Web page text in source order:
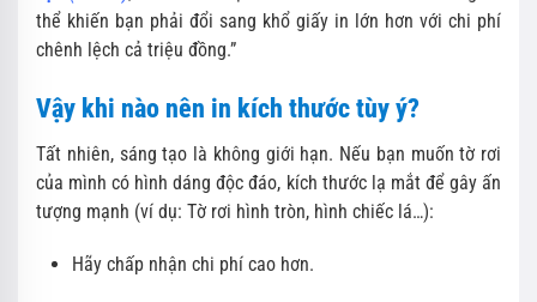
thể khiến bạn phải đổi sang khổ giấy in lớn hơn với chi phí
chênh lệch cả triệu đồng.”
Vậy khi nào nên in kích thước tùy ý?
Tất nhiên, sáng tạo là không giới hạn. Nếu bạn muốn tờ rơi
của mình có hình dáng độc đáo, kích thước lạ mắt để gây ấn
tượng mạnh (ví dụ: Tờ rơi hình tròn, hình chiếc lá…):
Hãy chấp nhận chi phí cao hơn.